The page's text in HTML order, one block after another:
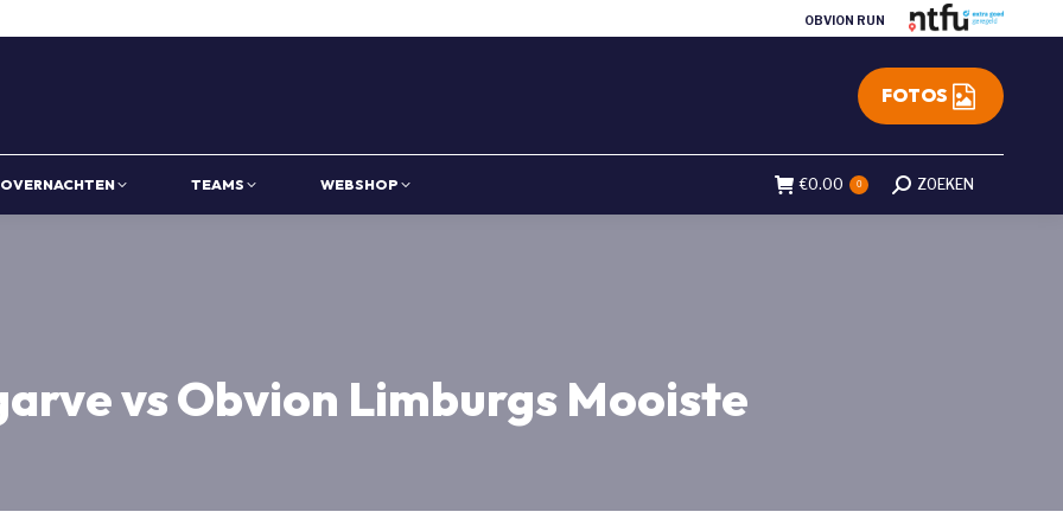
OBVION RUN
FOTOS
OVERNACHTEN TEAMS WEBSHOP €0.00 0 Search:
ZOEKEN
vs Obvion Limburgs Mooiste